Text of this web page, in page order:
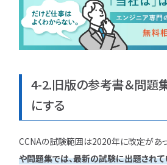
4-2.旧版の参考書＆問題
にする
CCNAの試験範囲は2020年に改定があ
や問題集では、最新の試験に出題され